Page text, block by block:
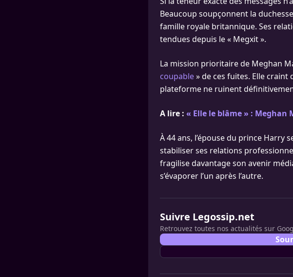
Beaucoup soupçonnent la
famille royale britannique. Ses
tendues depuis le « Megxit ».
La mission prioritaire de Meghan
coupable» de ces fuites. Elle craint
plateforme ne ruinent
A lire : « Elle le blâme » : Meghan
À 44 ans, l’épouse du prince Harry
stabiliser ses relations
fragilise davantage son avenir
s’évaporer l’un après l’autre.
Suivre Legossip.net
Retrouvez toutes nos actualités sur